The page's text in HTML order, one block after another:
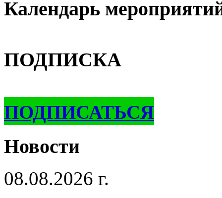
Календарь
ПОДПИСКА
ПОДПИСАТЬСЯ
Новости
08.08.2026 г.